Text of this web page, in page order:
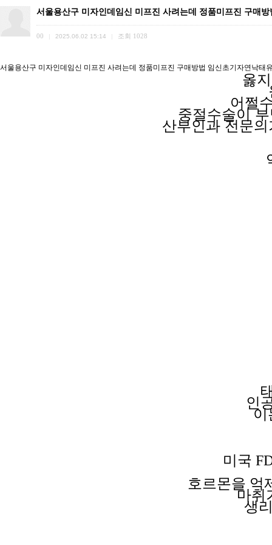
서울용산구 미자인데임신 미프진 사려는데 정품미프진 구매
00 2025.06.02 15:14 조회 1028
서울용산구 미자인데임신 미프진 사려는데 정품미프진 구매방법 임신초기자연낙태
옳
어쩔
중절수술이
산부인과 전문의
인
이
미국
호르몬을 억
마취
생